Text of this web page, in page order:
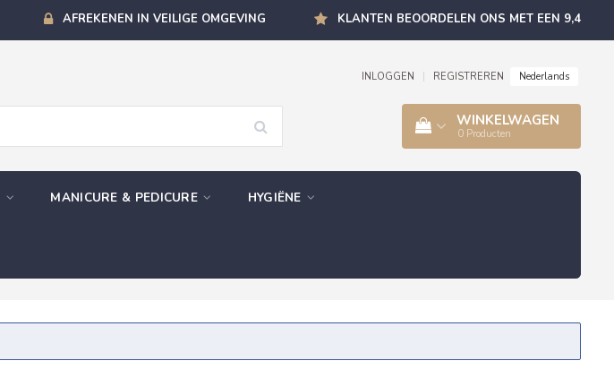
AFREKENEN IN VEILIGE OMGEVING KLANTEN BEOORDELEN ONS MET EEN 9,4
INLOGGEN REGISTREREN Nederlands
WINKELWAGEN
0 Producten
MANICURE & PEDICURE HYGIËNE